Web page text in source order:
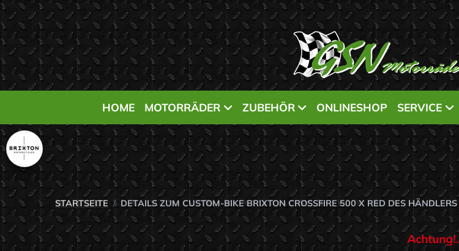
HOME MOTORRÄDER ZUBEHÖR ONLINESHOP SERVICE
STARTSEITE DETAILS ZUM CUSTOM-BIKE BRIXTON CROSSFIRE 500 X RED DES
Achtung!.........2026.......